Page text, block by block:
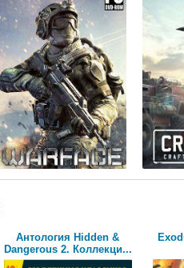
Антология Hidden &
Dangerous 2. Коллекци...